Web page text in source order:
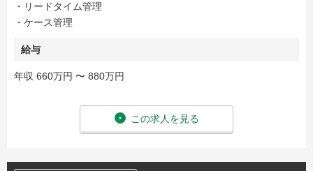
・リードタイム管理
・ケース管理
給与
年収 660万円 〜 880万円
この求人を見る